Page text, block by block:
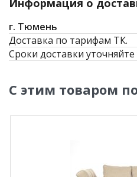
Информация о
г. Тюмень
Доставка по тарифам ТК.
Сроки доставки
С этим товаром